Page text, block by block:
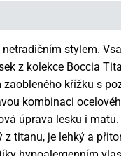
stylem.
z kolekce Boccia
křížku s
kombinaci
úprava lesku i
z titanu, je lehký a